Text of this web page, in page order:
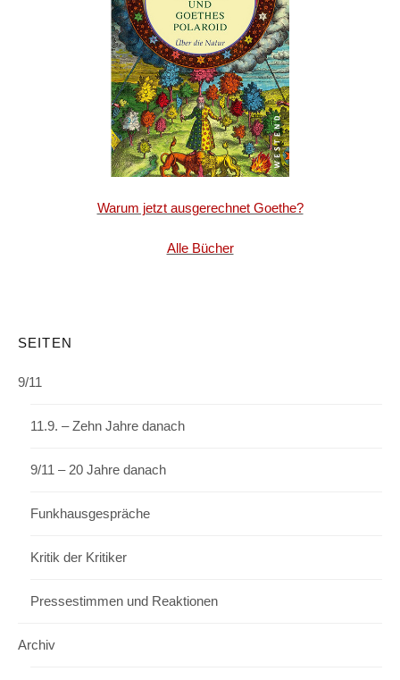
Warum jetzt ausgerechnet Goethe?
Alle Bücher
SEITEN
9/11
11.9. – Zehn Jahre danach
9/11 – 20 Jahre danach
Funkhausgespräche
Kritik der Kritiker
Pressestimmen und Reaktionen
Archiv